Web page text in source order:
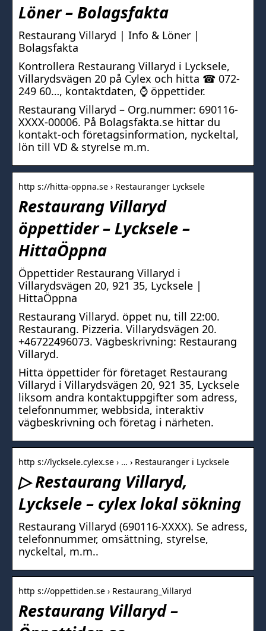
Löner – Bolagsfakta
Restaurang Villaryd | Info & Löner |
Bolagsfakta
Kontrollera Restaurang Villaryd i Lycksele,
Villarydsvägen 20 på Cylex och hitta ☎ 072-
249 60…, kontaktdaten, ⌚ öppettider.
Restaurang Villaryd – Org.nummer: 690116-
XXXX-00006. På Bolagsfakta.se hittar du
kontakt-och företagsinformation, nyckeltal,
lön till VD & styrelse m.m.
http s://hitta-oppna.se › Restauranger Lycksele
Restaurang Villaryd
öppettider – Lycksele –
HittaÖppna
Öppettider Restaurang Villaryd i
Villarydsvägen 20, 921 35, Lycksele |
HittaÖppna
Restaurang Villaryd. öppet nu, till 22:00.
Restaurang. Pizzeria. Villarydsvägen 20.
+46722496073. Vägbeskrivning: Restaurang
Villaryd.
Hitta öppettider för företaget Restaurang
Villaryd i Villarydsvägen 20, 921 35, Lycksele
liksom andra kontaktuppgifter som adress,
telefonnummer, webbsida, interaktiv
vägbeskrivning och företag i närheten.
http s://lycksele.cylex.se › … › Restauranger i Lycksele
▷ Restaurang Villaryd,
Lycksele – cylex lokal sökning
Restaurang Villaryd (690116-XXXX). Se adress,
telefonnummer, omsättning, styrelse,
nyckeltal, m.m..
http s://oppettiden.se › Restaurang_Villaryd
Restaurang Villaryd –